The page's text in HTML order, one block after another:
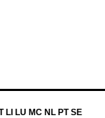
LI LU MC NL PT SE